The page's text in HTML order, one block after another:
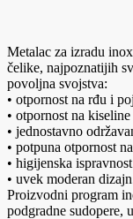
Metalac za izradu
čelike, najpoznatijih
povoljna svojstva:
• otpornost na rđu i
• otpornost na kiseline
• jednostavno
• potpuna otpornost
• higijenska
• uvek moderan
Proizvodni program
podgradne sudopere,